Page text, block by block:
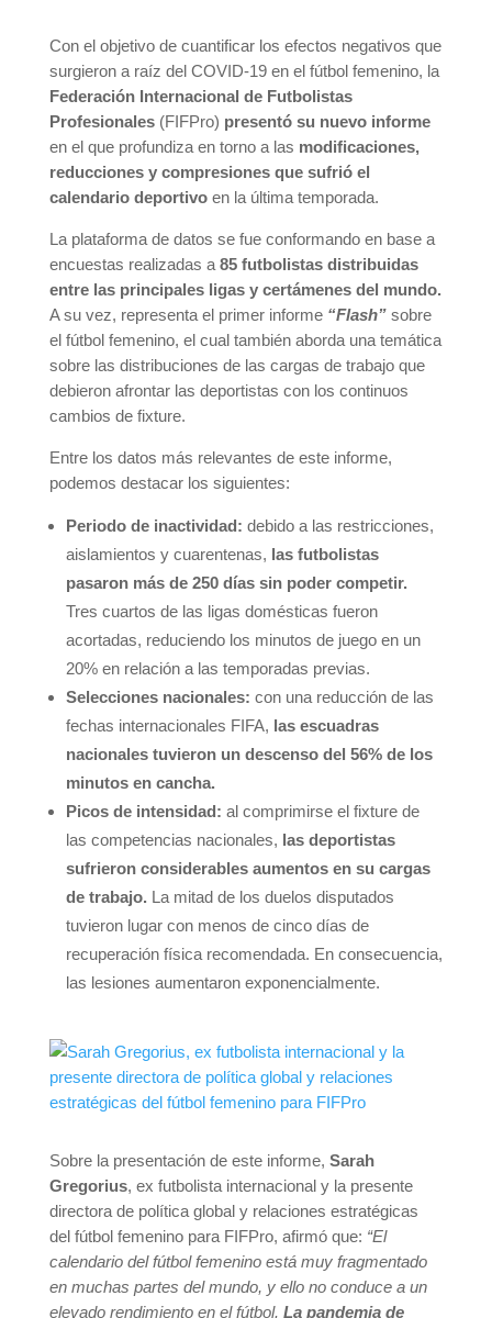
Con el objetivo de cuantificar los efectos negativos que
surgieron a raíz del COVID-19 en el fútbol femenino, la
Federación Internacional de Futbolistas
Profesionales(FIFPro) presentó su nuevo informe
en el que profundiza en torno a las modificaciones,
reducciones y compresiones que sufrió el
calendario deportivoen la última temporada.
La plataforma de datos se fue conformando en base a
encuestas realizadas a85 futbolistas distribuidas
entre las principales ligas y certámenes del mundo.
A su vez, representa el primer informe “Flash”sobre
el fútbol femenino, el cual también aborda una temática
sobre las distribuciones de las cargas de trabajo que
debieron afrontar las deportistas con los continuos
cambios de fixture.
Entre los datos más relevantes de este informe,
podemos destacar los siguientes:
Periodo de inactividad: debido a las restricciones,
aislamientos y cuarentenas, las futbolistas
pasaron más de 250 días sin poder competir.
Tres cuartos de las ligas domésticas fueron
acortadas, reduciendo los minutos de juego en un
20% en relación a las temporadas previas.
Selecciones nacionales: con una reducción de las
fechas internacionales FIFA, las escuadras
nacionales tuvieron un descenso del 56% de los
minutos en cancha.
Picos de intensidad: al comprimirse el fixture de
las competencias nacionales, las deportistas
sufrieron considerables aumentos en su cargas
de trabajo. La mitad de los duelos disputados
tuvieron lugar con menos de cinco días de
recuperación física recomendada. En consecuencia,
las lesiones aumentaron exponencialmente.
Sobre la presentación de este informe, Sarah
Gregorius, ex futbolista internacional y la presente
directora de política global y relaciones estratégicas
del fútbol femenino para FIFPro, afirmó que: “El
calendario del fútbol femenino está muy fragmentado
en muchas partes del mundo, y ello no conduce a un
elevado rendimiento en el fútbol. La pandemia de